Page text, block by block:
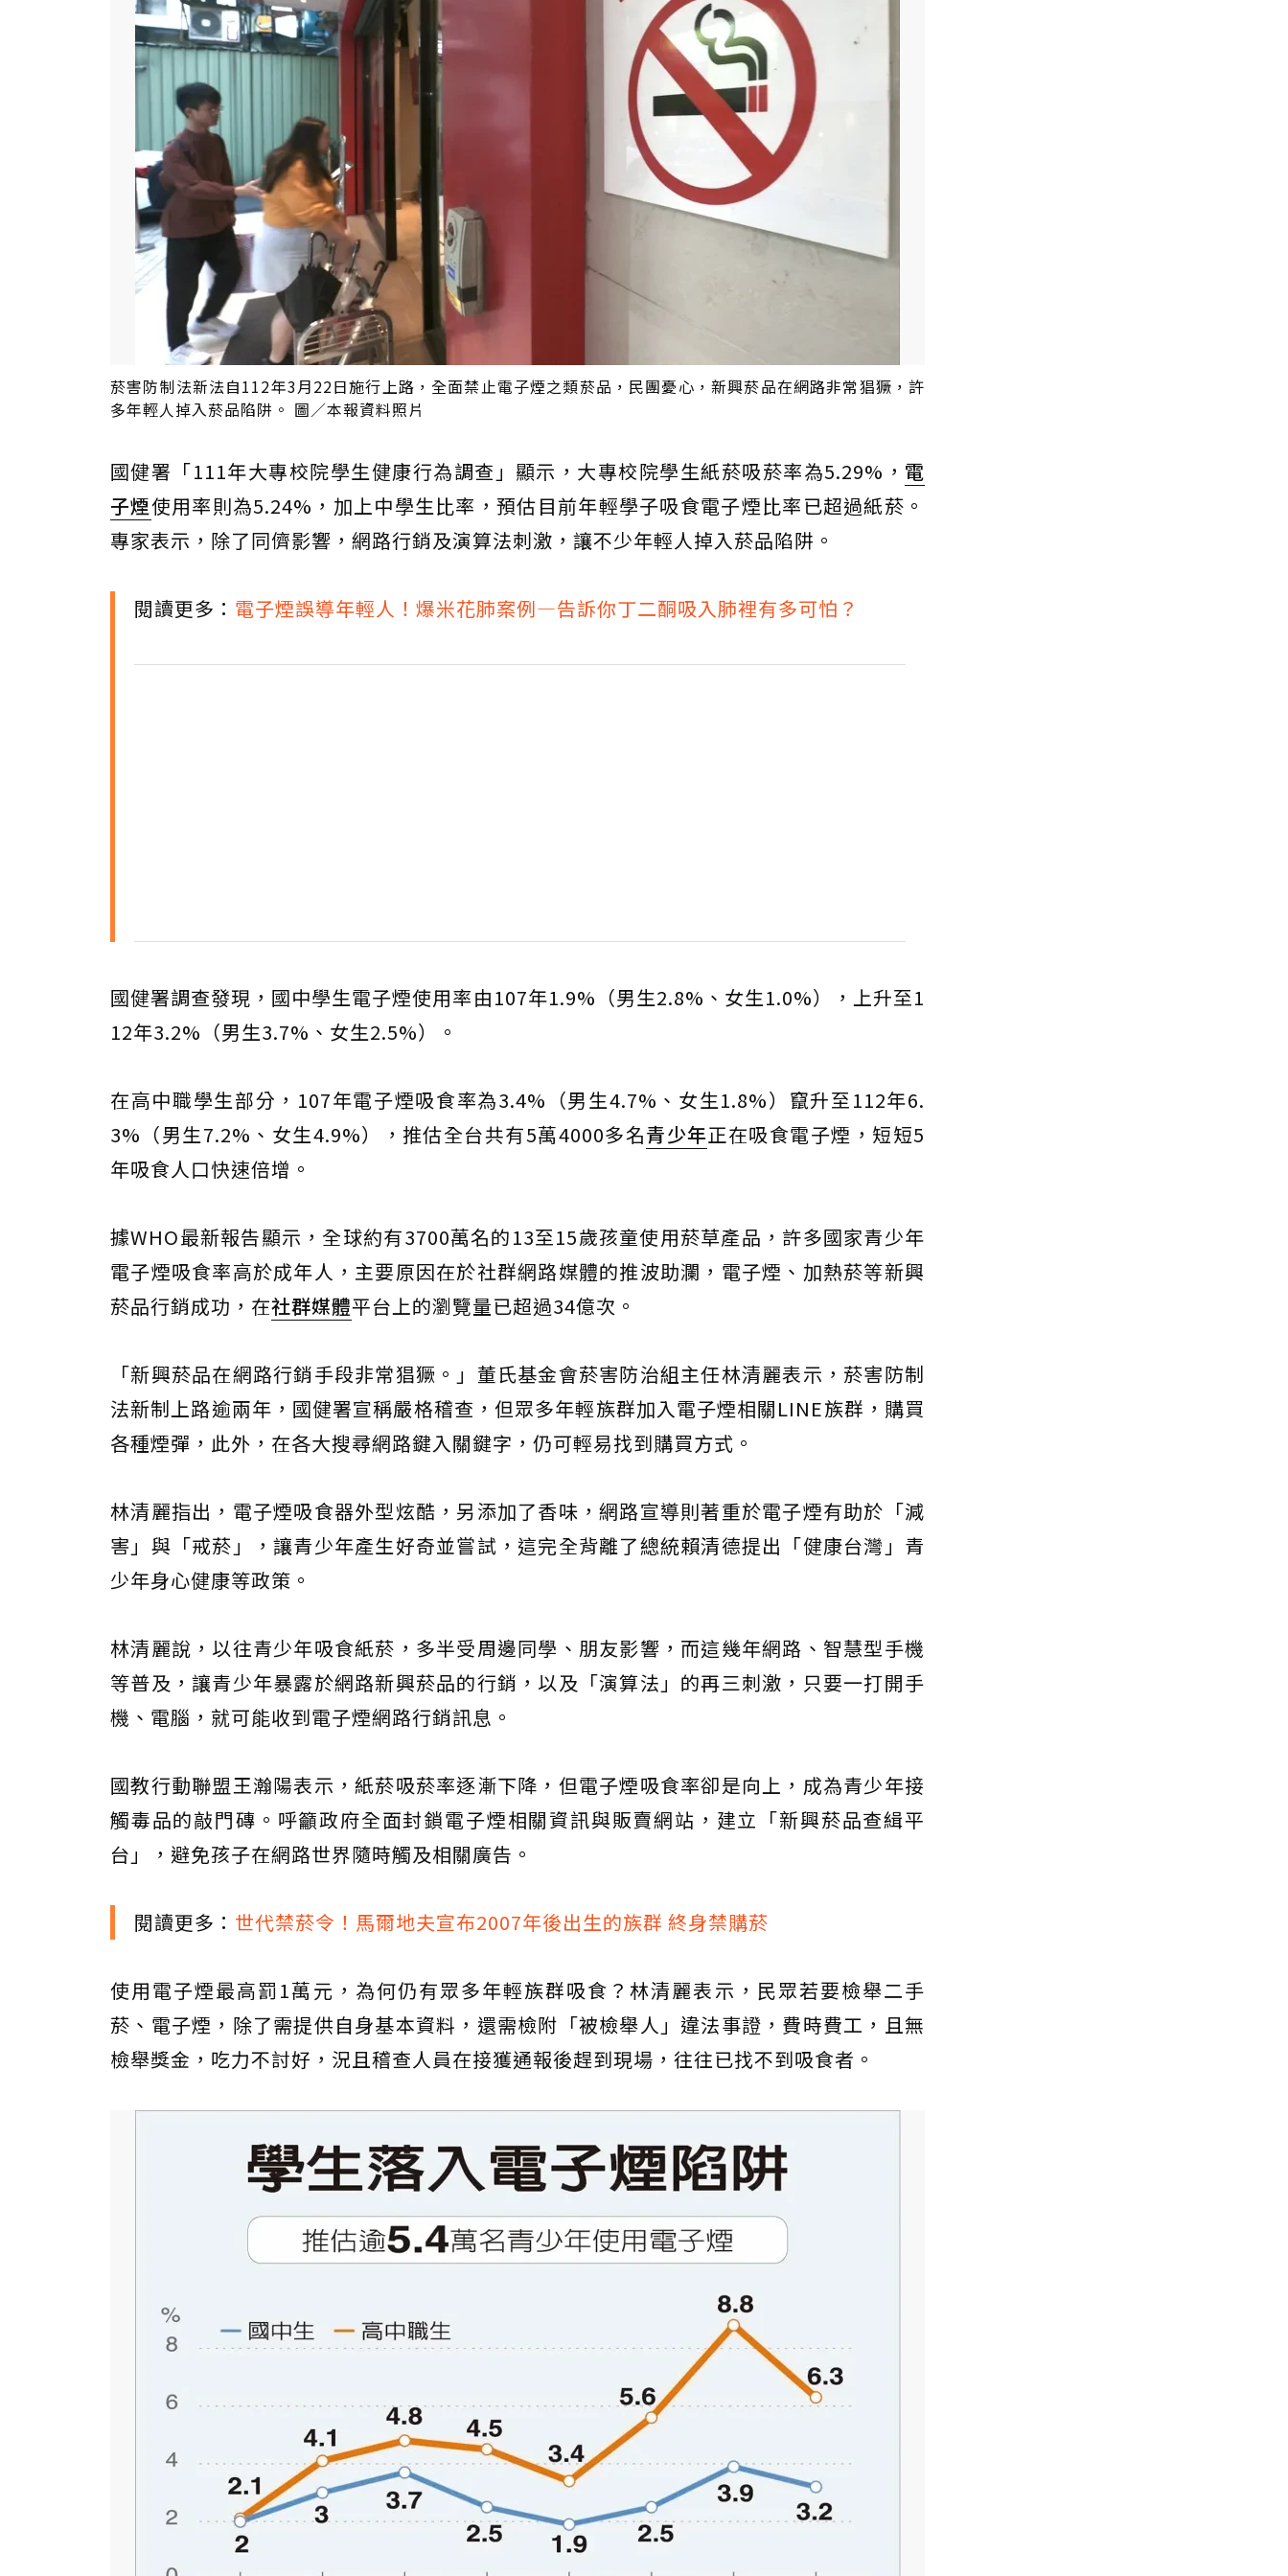
菸害防制法新法自112年3月22日施行上路，全面禁止電子煙之類菸品，民團憂心，新興菸品在網路非常猖獗，許
多年輕人掉入菸品陷阱。 圖／本報資料照片
國健署「111年大專校院學生健康行為調查」顯示，大專校院學生紙菸吸菸率為5.29%， 電
子煙使用率則為5.24%，加上中學生比率，預估目前年輕學子吸食電子煙比率已超過紙菸。
專家表示，除了同儕影響，網路行銷及演算法刺激，讓不少年輕人掉入菸品陷阱。
閱讀更多： 電子煙誤導年輕人！爆米花肺案例—告訴你丁二酮吸入肺裡有多可怕？
國健署調查發現，國中學生電子煙使用率由107年1.9%（男生2.8%、女生1.0%），上升至1
12年3.2%（男生3.7%、女生2.5%）。
在高中職學生部分，107年電子煙吸食率為3.4%（男生4.7%、女生1.8%）竄升至112年6.
3%（男生7.2%、女生4.9%），推估全台共有5萬4000多名青少年正在吸食電子煙，短短5
年吸食人口快速倍增。
據WHO最新報告顯示，全球約有3700萬名的13至15歲孩童使用菸草產品，許多國家青少年
電子煙吸食率高於成年人，主要原因在於社群網路媒體的推波助瀾，電子煙、加熱菸等新興
菸品行銷成功，在社群媒體平台上的瀏覽量已超過34億次。
「新興菸品在網路行銷手段非常猖獗。」董氏基金會菸害防治組主任林清麗表示，菸害防制
法新制上路逾兩年，國健署宣稱嚴格稽查，但眾多年輕族群加入電子煙相關LINE族群，購買
各種煙彈，此外，在各大搜尋網路鍵入關鍵字，仍可輕易找到購買方式。
林清麗指出，電子煙吸食器外型炫酷，另添加了香味，網路宣導則著重於電子煙有助於「減
害」與「戒菸」，讓青少年產生好奇並嘗試，這完全背離了總統賴清德提出「健康台灣」青
少年身心健康等政策。
林清麗說，以往青少年吸食紙菸，多半受周邊同學、朋友影響，而這幾年網路、智慧型手機
等普及，讓青少年暴露於網路新興菸品的行銷，以及「演算法」的再三刺激，只要一打開手
機、電腦，就可能收到電子煙網路行銷訊息。
國教行動聯盟王瀚陽表示，紙菸吸菸率逐漸下降，但電子煙吸食率卻是向上，成為青少年接
觸毒品的敲門磚。呼籲政府全面封鎖電子煙相關資訊與販賣網站，建立「新興菸品查緝平
台」，避免孩子在網路世界隨時觸及相關廣告。
閱讀更多： 世代禁菸令！馬爾地夫宣布2007年後出生的族群 終身禁購菸
使用電子煙最高罰1萬元，為何仍有眾多年輕族群吸食？林清麗表示，民眾若要檢舉二手
菸、電子煙，除了需提供自身基本資料，還需檢附「被檢舉人」違法事證，費時費工，且無
檢舉獎金，吃力不討好，況且稽查人員在接獲通報後趕到現場，往往已找不到吸食者。